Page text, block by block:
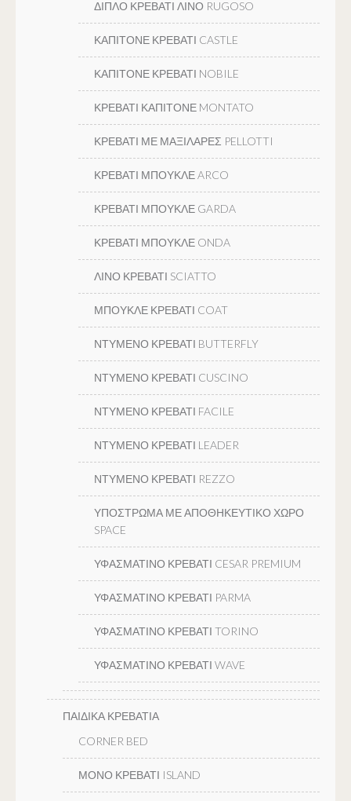
ΔΙΠΛΟ ΚΡΕΒΑΤΙ ΛΙΝΟ RUGOSO
ΚΑΠΙΤΟΝΕ ΚΡΕΒΑΤΙ CASTLE
ΚΑΠΙΤΟΝΕ ΚΡΕΒΑΤΙ NOBILE
ΚΡΕΒΑΤΙ ΚΑΠΙΤΟΝΕ MONTATO
ΚΡΕΒΑΤΙ ΜΕ ΜΑΞΙΛΑΡΕΣ PELLOTTI
ΚΡΕΒΑΤΙ ΜΠΟΥΚΛΕ ARCO
ΚΡΕΒΑΤΙ ΜΠΟΥΚΛΕ GARDA
ΚΡΕΒΑΤΙ ΜΠΟΥΚΛΕ ONDA
ΛΙΝΟ ΚΡΕΒΑΤΙ SCIATTO
ΜΠΟΥΚΛΕ ΚΡΕΒΑΤΙ COAT
ΝΤΥΜΕΝΟ ΚΡΕΒΑΤΙ BUTTERFLY
ΝΤΥΜΕΝΟ ΚΡΕΒΑΤΙ CUSCINO
ΝΤΥΜΕΝΟ ΚΡΕΒΑΤΙ FACILE
ΝΤΥΜΕΝΟ ΚΡΕΒΑΤΙ LEADER
ΝΤΥΜΕΝΟ ΚΡΕΒΑΤΙ REZZO
ΥΠΟΣΤΡΩΜΑ ΜΕ ΑΠΟΘΗΚΕΥΤΙΚΟ ΧΩΡΟ
SPACE
ΥΦΑΣΜΑΤΙΝΟ ΚΡΕΒΑΤΙ CESAR PREMIUM
ΥΦΑΣΜΑΤΙΝΟ ΚΡΕΒΑΤΙ PARMA
ΥΦΑΣΜΑΤΙΝΟ ΚΡΕΒΑΤΙ TORINO
ΥΦΑΣΜΑΤΙΝΟ ΚΡΕΒΑΤΙ WAVE
ΠΑΙΔΙΚΑ ΚΡΕΒΑΤΙΑ
CORNER BED
ΜΟΝΟ ΚΡΕΒΑΤΙ ISLAND